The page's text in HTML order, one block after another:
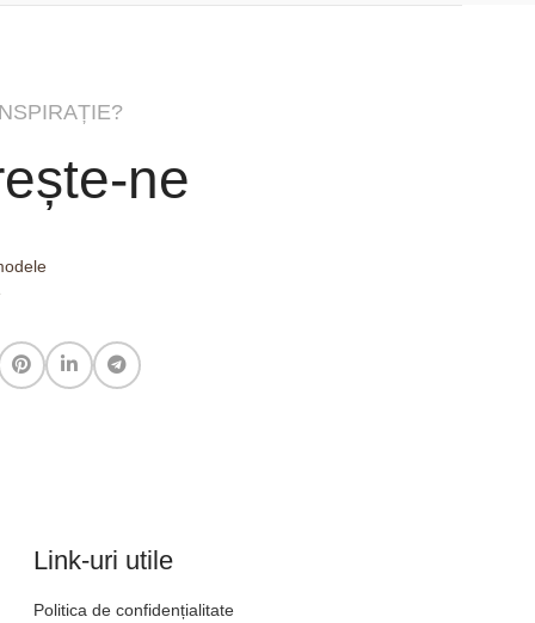
ne
Link-uri utile
Politica de confidențialitate